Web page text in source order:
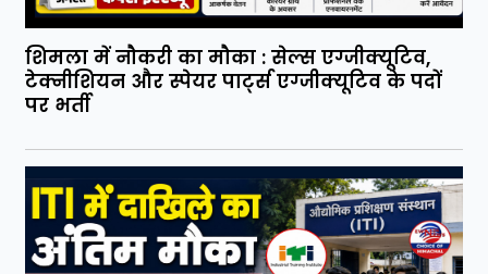
शिमला में नौकरी का मौका : सेल्स एग्जीक्यूटिव,
टेक्नीशियन और स्पेयर पार्ट्स एग्जीक्यूटिव के पदों
पर भर्ती